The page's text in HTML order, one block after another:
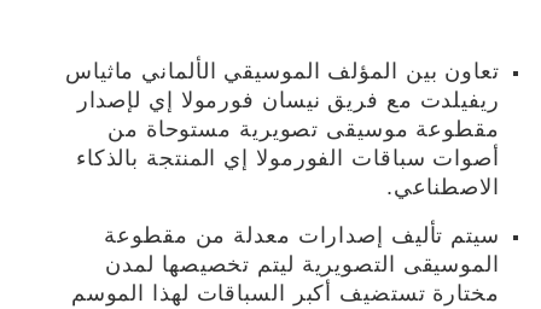
تعاون بين المؤلف الموسيقي الألماني ماثياس
ريفيلدت مع فريق نيسان فورمولا إي لإصدار
مقطوعة موسيقى تصويرية مستوحاة من
أصوات سباقات الفورمولا إي المنتجة بالذكاء
الاصطناعي.
سيتم تأليف إصدارات معدلة من مقطوعة
الموسيقى التصويرية ليتم تخصيصها لمدن
مختارة تستضيف أكبر السباقات لهذا الموسم